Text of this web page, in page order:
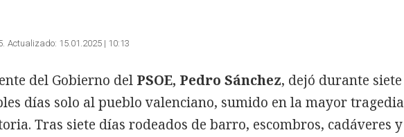
Actualizado: 15.01.2025 | 10:13
del Gobierno del PSOE, Pedro Sánchez, dejó durante siete
días solo al pueblo valenciano, sumido en la mayor tragedia
Tras siete días rodeados de barro, escombros, cadáveres y